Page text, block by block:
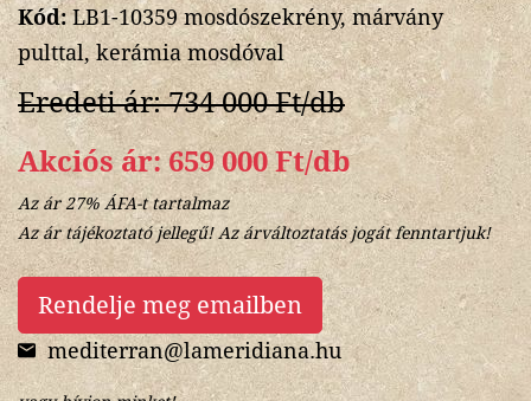
Kód:LB1-10359 mosdószekrény, márvány
pulttal, kerámia mosdóval
Eredeti ár: 734 000 Ft/db
Akciós ár: 659 000 Ft/db
Az ár 27% ÁFA-t tartalmaz
Az ár tájékoztató jellegű! Az árváltoztatás jogát fenntartjuk!
Rendelje meg emailben
mediterran@lameridiana.hu